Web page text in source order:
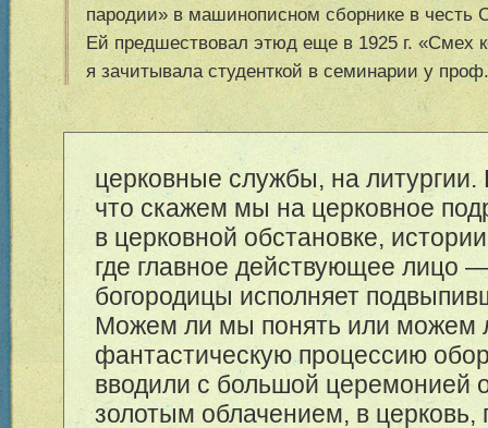
пародии» в машинописном сборнике в честь
Ей предшествовал этюд еще в 1925 г. «Смех
я зачитывала студенткой в семинарии у
церковные службы, на
что скажем мы на церковное
в церковной обстановке,
где главное действующее лицо
богородицы исполняет
Можем ли мы понять или можем
фантастическую процессию
вводили с большой церемонией
золотым облачением, в церковь,